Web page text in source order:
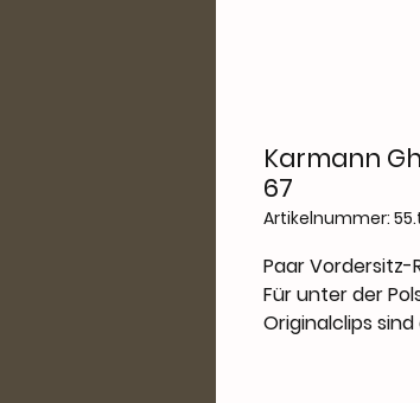
Karmann
67
Artikelnummer:
Paar Vordersitz-
Für unter der
Originalclips